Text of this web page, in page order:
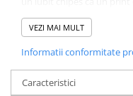
Sa nu razi :((
Drept
Legislatie
Fictiune
motan care nu se lasa
difuzate la radio o mai fac
barbatul care ii va
VEZI MAI MULT
Informatii conformitate
Caracteristici